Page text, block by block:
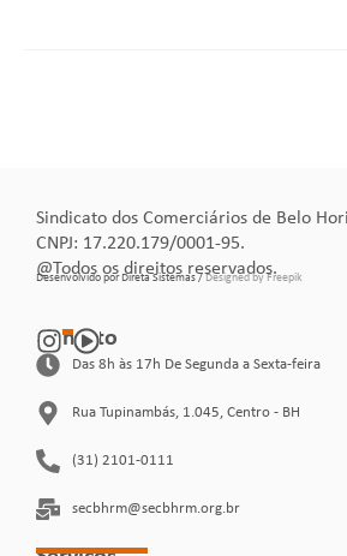
Sindicato dos Comerciários de Belo
CNPJ: 17.220.179/0001-95.
@Todos os direitos reservados.
Desenvolvido por Direta Sistemas /Designed by Freepik
Contato
Das 8h às 17h De Segunda a Sexta-feira
Rua Tupinambás, 1.045, Centro - BH
(31) 2101-0111
secbhrm@secbhrm.org.br